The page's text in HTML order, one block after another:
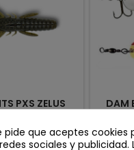
PXS ZELUS
3'' GREEN
Review(s):0
Craw 2.0 de
DAM
pide que aceptes cookies
sociales y publicidad.